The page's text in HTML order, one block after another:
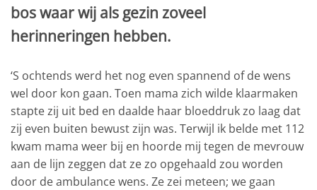
bos waar wij als gezin zoveel
herinneringen hebben.
‘S ochtends werd het nog even spannend of de wens
wel door kon gaan. Toen mama zich wilde klaarmaken
stapte zij uit bed en daalde haar bloeddruk zo laag dat
zij even buiten bewust zijn was. Terwijl ik belde met 112
kwam mama weer bij en hoorde mij tegen de mevrouw
aan de lijn zeggen dat ze zo opgehaald zou worden
door de ambulance wens. Ze zei meteen; we gaan